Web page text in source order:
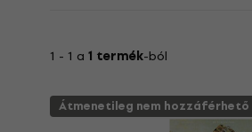
1 - 1 a 1 termék-ból
Átmenetileg nem hozzáférhető